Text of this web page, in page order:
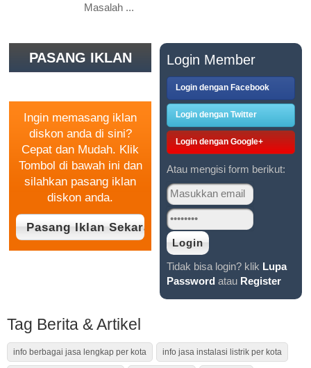
Masalah ...
PASANG IKLAN
Ingin memasang iklan
diskon anda di sini?
Cepat dan Mudah. Klik
Tombol di bawah ini dan
silahkan pasang iklan
diskon anda.
Login Member
Login dengan Facebook
Login dengan Twitter
Login dengan Google+
Atau mengisi form berikut:
Tidak bisa login? klik Lupa
Password atau Register
Tag Berita & Artikel
info berbagai jasa lengkap per kota info jasa instalasi listrik per kota